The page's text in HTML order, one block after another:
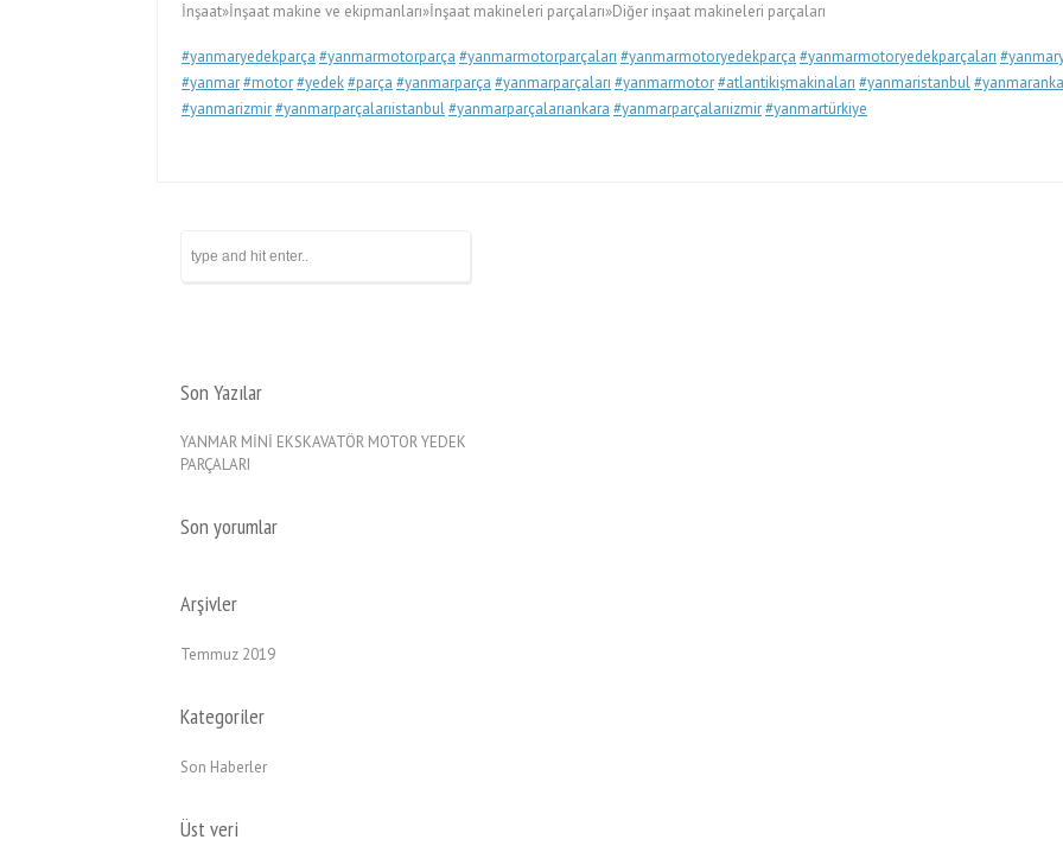
İnşaat»İnşaat makine ve ekipmanları»İnşaat makineleri parçaları»Diğer inşaat makineleri parçaları
#yanmaryedekparça #yanmarmotorparça #yanmarmotorparçaları #yanmarmotoryedekparça #yanmarmotoryedekparçaları
#yanmar#motor#yedek#parça #yanmarparça #yanmarparçaları #yanmarmotor#atlantikişmakinaları #yanmaristanbul
#yanmarizmir#yanmarparçalarıistanbul#yanmarparçalarıankara #yanmarparçalarıizmir#yanmartürkiye
Son Yazılar
YANMAR MİNİ EKSKAVATÖR MOTOR YEDEK
PARÇALARI
Son yorumlar
Arşivler
Temmuz 2019
Kategoriler
Son Haberler
Üst veri